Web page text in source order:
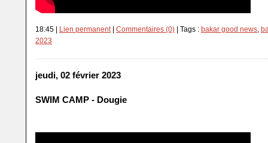
18:45 | Lien permanent| Commentaires (0) | Tags : bakar good news,
2023
jeudi, 02 février 2023
SWIM CAMP - Dougie